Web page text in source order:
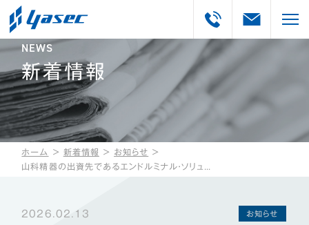
NEWS
新着情報
ホーム ＞ 新着情報 ＞ お知らせ ＞
2026.02.13 お知らせ